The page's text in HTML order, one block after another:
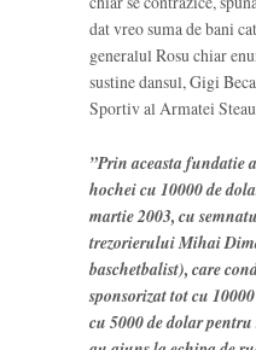
dat vreo suma de bani
generalul Rosu chiar
sustine dansul, Gigi
Sportiv al Armatei
”Prin aceasta fundatie
hochei cu 10000 de
martie 2003, cu
trezorierului Mihai
baschetbalist), care
sponsorizat tot cu
cu 5000 de dolar